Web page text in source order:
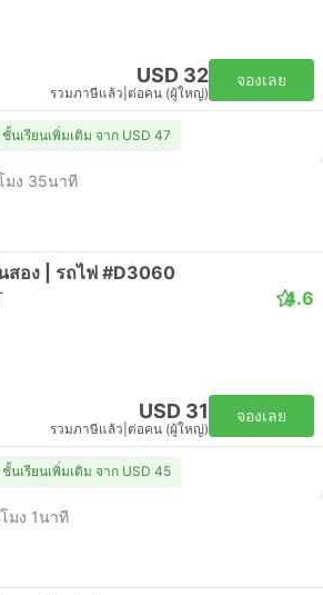
USD 32
รวมภาษีแล้ว ต่อคน (ผู้ใหญ่)
จองเลย
ชั้นเรียนเพิ่มเติม จาก USD 47
มง 35นาที
สอง | รถไฟ #D3060
4.6
USD 31
รวมภาษีแล้ว ต่อคน (ผู้ใหญ่)
จองเลย
ชั้นเรียนเพิ่มเติม จาก USD 45
มง 1นาที